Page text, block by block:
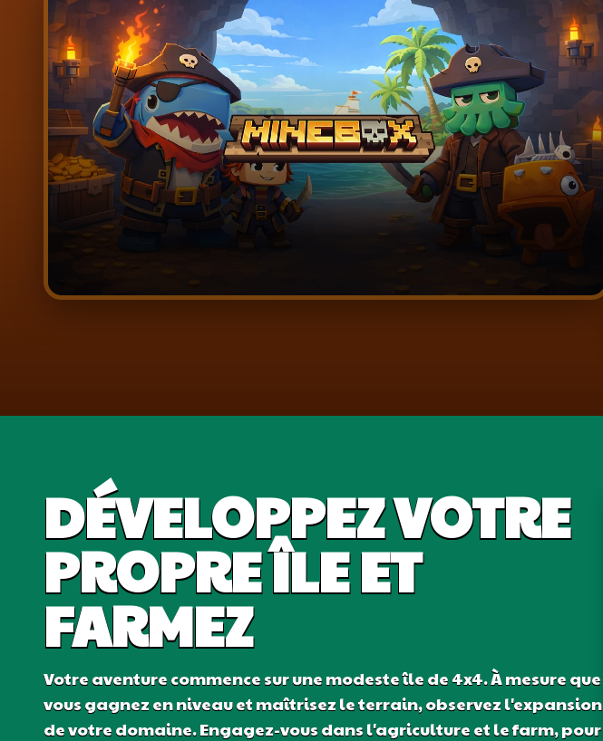
DÉVELOPPEZ VOTRE
PROPRE ÎLE ET
FARMEZ
Votre aventure commence sur une modeste île de 4x4. À mesure que
vous gagnez en niveau et maîtrisez le terrain, observez l'expansion
de votre domaine. Engagez-vous dans l'agriculture et le farm, pour